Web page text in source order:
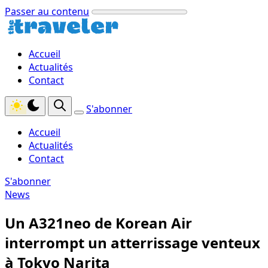
Passer au contenu
Accueil
Actualités
Contact
S'abonner
Accueil
Actualités
Contact
S'abonner
News
Un A321neo de Korean Air
interrompt un atterrissage venteux
à Tokyo Narita